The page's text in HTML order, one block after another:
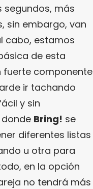
segundos, más
sin embargo, van
cabo, estamos
de esta
fuerte componente
ir tachando
y sin
Bring! se
diferentes listas
u otra para
en la opción
no tendrá más